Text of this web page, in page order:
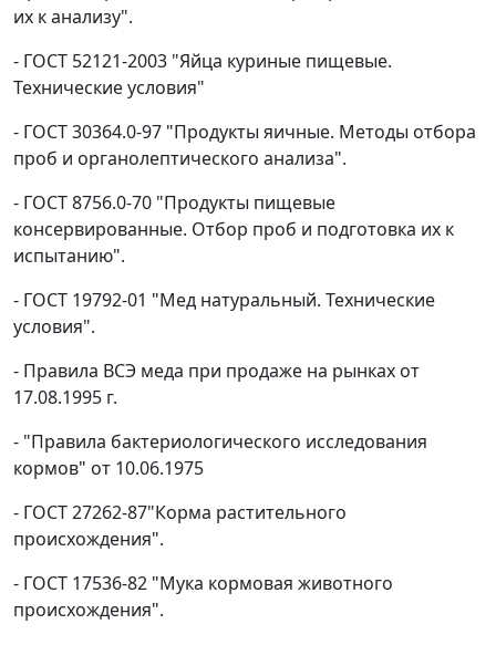
их к анализу".
- ГОСТ 52121-2003 "Яйца куриные пищевые.
Технические условия"
- ГОСТ 30364.0-97 "Продукты яичные. Методы отбора
проб и органолептического анализа".
- ГОСТ 8756.0-70 "Продукты пищевые
консервированные. Отбор проб и подготовка их к
испытанию".
- ГОСТ 19792-01 "Мед натуральный. Технические
условия".
- Правила ВСЭ меда при продаже на рынках от
17.08.1995 г.
- "Правила бактериологического исследования
кормов" от 10.06.1975
- ГОСТ 27262-87"Корма растительного
происхождения".
- ГОСТ 17536-82 "Мука кормовая животного
происхождения".